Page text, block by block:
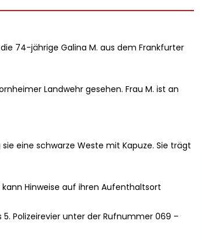
74-jährige Galina M. aus dem Frankfurter
Landwehr gesehen. Frau M. ist an
eine schwarze Weste mit Kapuze. Sie trägt
Hinweise auf ihren Aufenthaltsort
Polizeirevier unter der Rufnummer 069 –